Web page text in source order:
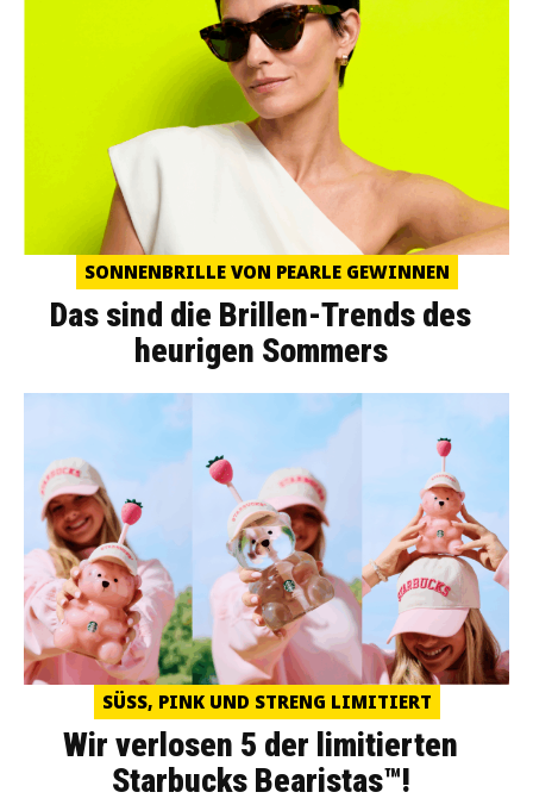
SONNENBRILLE VON PEARLE GEWINNEN
Das sind die Brillen-Trends des
heurigen Sommers
SÜSS, PINK UND STRENG LIMITIERT
Wir verlosen 5 der limitierten
Starbucks Bearistas™!